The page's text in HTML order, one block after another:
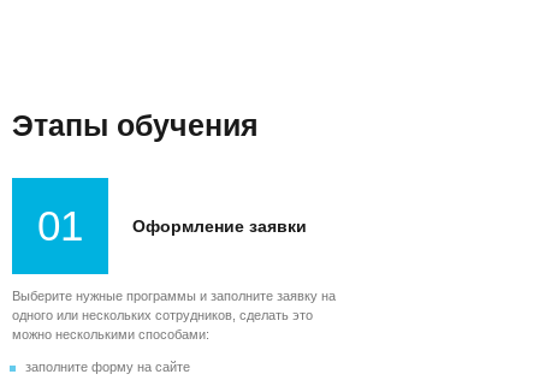
Этапы обучения
01 Оформление заявки
Выберите нужные программы и заполните заявку на
одного или нескольких сотрудников, сделать это
можно несколькими способами:
заполните форму на сайте